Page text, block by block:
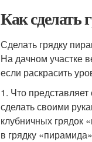
Как сделать
Сделать грядку
На дачном участке
если раскрасить
1. Что
сделать своими
клубничных грядок
в грядку